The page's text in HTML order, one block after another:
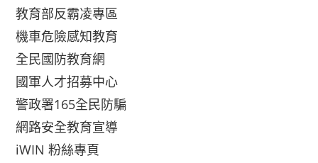
教育部反霸凌專區
機車危險感知教育
全民國防教育網
國軍人才招募中心
警政署165全民防騙
網路安全教育宣導
iWIN 粉絲專頁